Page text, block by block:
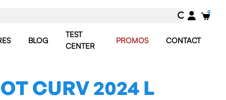
BLOG
TEST
CENTER
PROMOS CONTACT
CURV 2024 L